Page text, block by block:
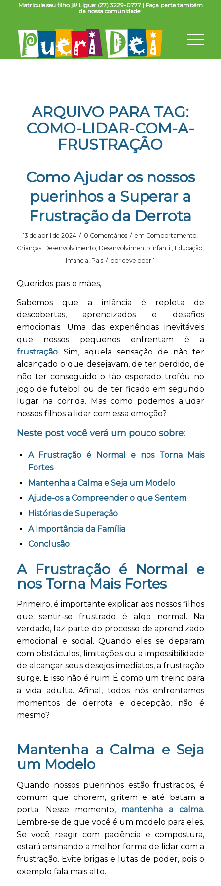
Matricule seu filho já! Ligue: (27) 3229-0777 | Faça parte também
da nossa comunidade:
ARQUIVO PARA TAG:
COMO-LIDAR-COM-A-
FRUSTRAÇÃO
Como Ajudar os nossos
puerinhos a Superar a
Frustração da Derrota
13 de abril de 2024 / 0 Comentários / em Comportamento,
Crianças, Desenvolvimento, Desenvolvimento infantil , Educação,
Infancia, Pais / pordeveloper.1
Queridos pais e mães,
Sabemos que a infância é repleta de
descobertas, aprendizados e desafios
emocionais. Uma das experiências inevitáveis
que nossos pequenos enfrentam é a
frustração. Sim, aquela sensação de não ter
alcançado o que desejavam, de ter perdido, de
não ter conseguido o tão esperado troféu no
jogo de futebol ou de ter ficado em segundo
lugar na corrida. Mas como podemos ajudar
nossos filhos a lidar com essa emoção?
Neste post você verá um pouco sobre:
A Frustração é Normal e nos Torna Mais
Fortes
Mantenha a Calma e Seja um Modelo
Ajude-os a Compreender o que Sentem
Histórias de Superação
A Importância da Família
Conclusão
A Frustração é Normal e
nos Torna Mais Fortes
Primeiro, é importante explicar aos nossos filhos
que sentir-se frustrado é algo normal. Na
verdade, faz parte do processo de aprendizado
emocional e social. Quando eles se deparam
com obstáculos, limitações ou a impossibilidade
de alcançar seus desejos imediatos, a frustração
surge. E isso não é ruim! É como um treino para
a vida adulta. Afinal, todos nós enfrentamos
momentos de derrota e decepção, não é
mesmo?
Mantenha a Calma e Seja
um Modelo
Quando nossos puerinhos estão frustrados, é
comum que chorem, gritem e até batam a
porta. Nesse momento, mantenha a calma.
Lembre-se de que você é um modelo para eles.
Se você reagir com paciência e compostura,
estará ensinando a melhor forma de lidar com a
frustração. Evite brigas e lutas de poder, pois o
exemplo fala mais alto.